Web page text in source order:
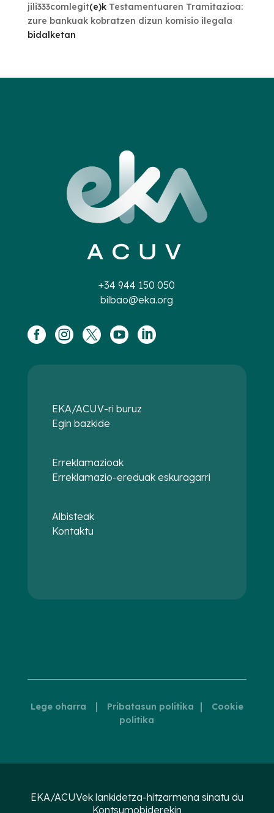
jili333comlegit(e)k Testamentuaren Tramitazioa:
zure bankuak kobratzen dizun komisio ilegala
bidalketan
+34 944 150 050
bilbao@eka.org
    
EKA/ACUV-ri buruz
Egin bazkide
Erreklamazioak
Erreklamazio-ereduak eskuragarri
Albisteak
Kontaktu
Lege oharra | Pribatasun politika |
Cookie
politika
EKA/ACUVek lankidetza-hitzarmena sinatu du
Kontsumobiderekin